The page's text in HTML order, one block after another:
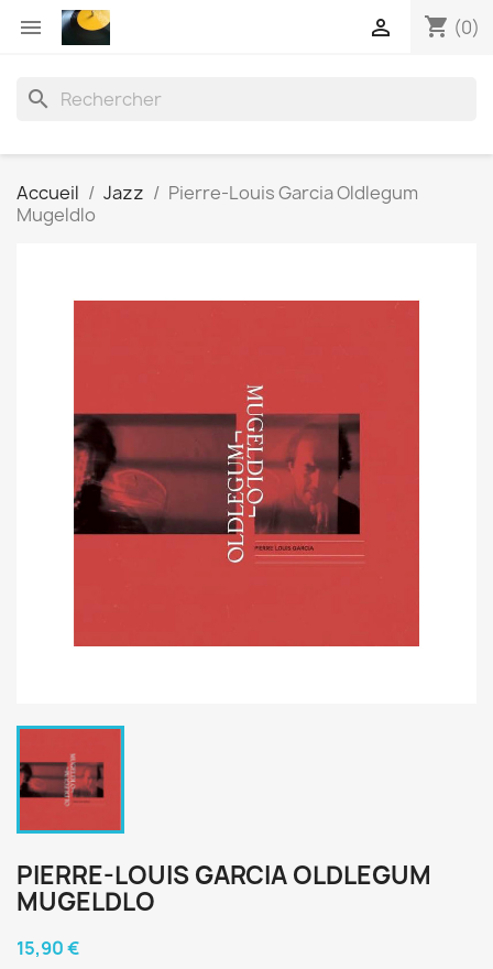
 shopping_cart (0)

search
Accueil Jazz
Pierre-Louis Garcia Oldlegum
Mugeldlo
PIERRE-LOUIS GARCIA OLDLEGUM
MUGELDLO
15,90 €